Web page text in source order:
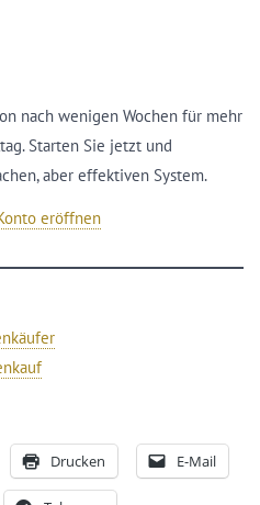
nach wenigen Wochen für mehr
Starten Sie jetzt und
aber effektiven System.
eröffnen
Drucken E-Mail